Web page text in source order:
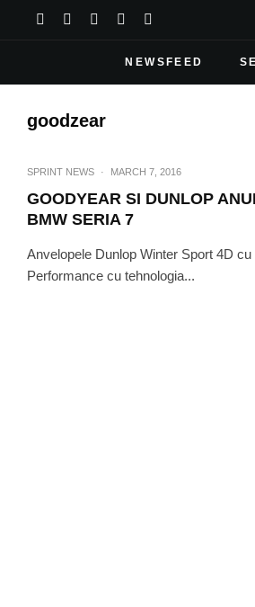
NEWSFEED
goodzear
SPRINT NEWS · MARCH 7, 2016
GOODYEAR SI DUNLOP
BMW SERIA 7
Anvelopele Dunlop Winter Sport 4D
Performance cu tehnologia...